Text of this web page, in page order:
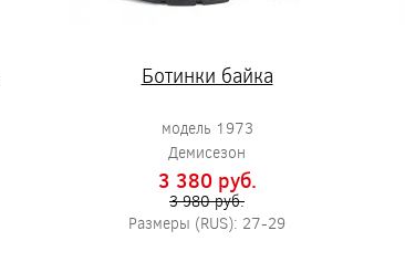
Ботинки байка
модель 1973
Демисезон
3 380 pуб.
3 980 pуб.
Размеры (RUS): 27-29